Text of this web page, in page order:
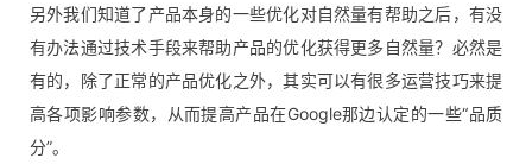
另外我们知道了产品本身的一些优化对自然量有帮助之后，有没
有办法通过技术手段来帮助产品的优化获得更多自然量？必然是
有的，除了正常的产品优化之外，其实可以有很多运营技巧来提
高各项影响参数，从而提高产品在Google那边认定的一些“品质
分”。